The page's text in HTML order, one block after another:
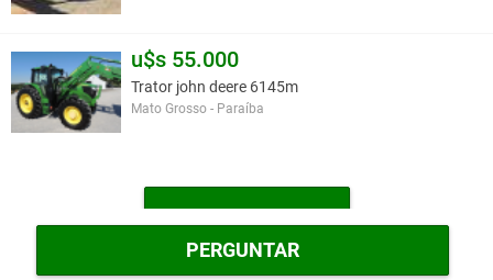
PERGUNTAR
u$s 55.000
Trator john deere 6145m
Mato Grosso - Paraíba